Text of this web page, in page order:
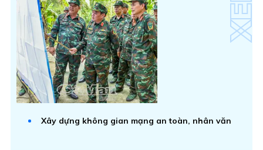
Xây dựng không gian mạng an toàn, nhân văn